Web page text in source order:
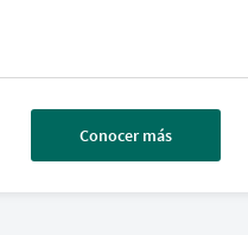
Conocer más